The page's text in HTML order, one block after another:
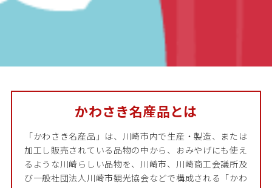
かわさき名産品とは
「かわさき名産品」は、川崎市内で生産・製造、または
加工し販売されている品物の中から、おみやげにも使え
るような川崎らしい品物を、川崎市、川崎商工会議所及
び一般社団法人川崎市観光協会などで構成される「かわ